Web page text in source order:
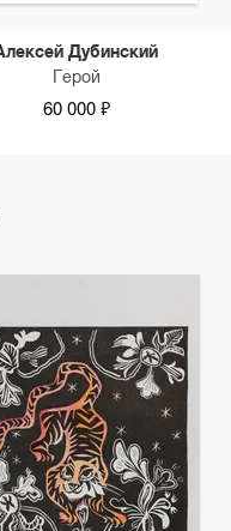
Дубинский
Герой
60 000 ₽